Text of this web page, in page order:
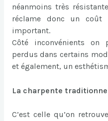
néanmoins très
réclame donc un coût
important.
Côté inconvénients on
perdus dans certains
et également, un
La charpente
C’est celle qu’on